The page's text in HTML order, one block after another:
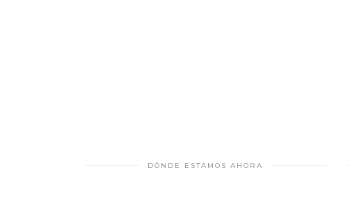
DÓNDE ESTAMOS AHORA